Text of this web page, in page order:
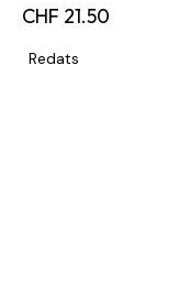
CHF 21.50
Redats